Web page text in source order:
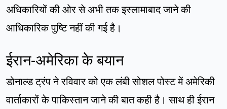
अधिकारियों की ओर से अभी तक इस्लामाबाद जाने की
आधिकारिक पुष्टि नहीं की गई है।
ईरान-अमेरिका के बयान
डोनाल्ड ट्रंप ने रविवार को एक लंबी सोशल पोस्ट में अमेरिकी
वार्ताकारों के पाकिस्तान जाने की बात कही है। साथ ही ईरान